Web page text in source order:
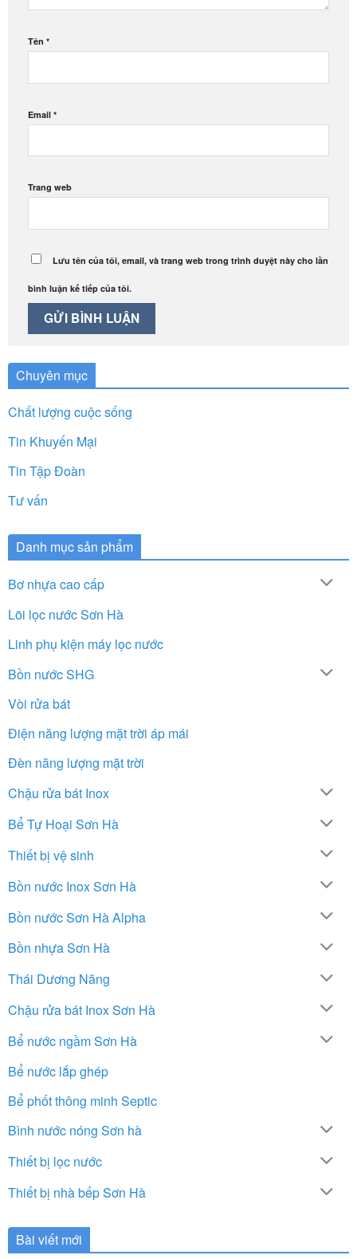
Tên *
Email *
Trang web
Lưu tên của tôi, email, và trang web trong trình duyệt này cho lần
bình luận kế tiếp của tôi.
Chuyên mục
Chất lượng cuộc sống
Tin Khuyến Mại
Tin Tập Đoàn
Tư vấn
Danh mục sản phẩm
Bơ nhựa cao cấp
Lõi lọc nước Sơn Hà
Linh phụ kiện máy lọc nước
Bồn nước SHG
Vòi rửa bát
Điện năng lượng mặt trời áp mái
Đèn năng lượng mặt trời
Chậu rửa bát Inox
Bể Tự Hoại Sơn Hà
Thiết bị vệ sinh
Bồn nước Inox Sơn Hà
Bồn nước Sơn Hà Alpha
Bồn nhựa Sơn Hà
Thái Dương Năng
Chậu rửa bát Inox Sơn Hà
Bể nước ngầm Sơn Hà
Bể nước lắp ghép
Bể phốt thông minh Septic
Bình nước nóng Sơn hà
Thiết bị lọc nước
Thiết bị nhà bếp Sơn Hà
Bài viết mới